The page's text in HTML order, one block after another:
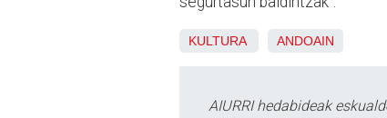
KULTURA ANDOAIN
AIURRI hedabideak